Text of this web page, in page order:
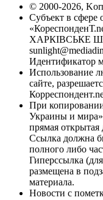
© 2000-2026,
Субъект в сфере
ХАРКІВСЬКЕ
Идентификатор
Использование
сайте,
При
Украины и
прямая открытая
Ссылка должна
полного либо
Гиперссылка
размещена в
материала.
Новости с